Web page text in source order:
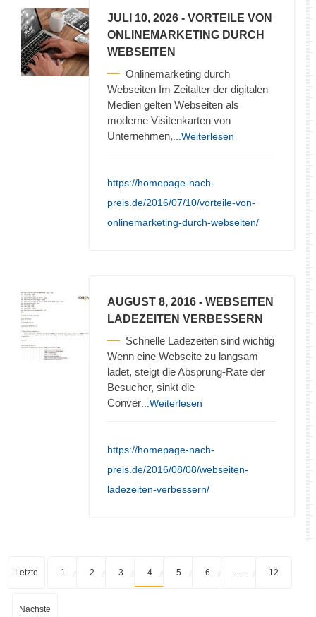
JULI 10, 2026 - VORTEILE VON
ONLINEMARKETING DURCH
WEBSEITEN
Onlinemarketing durch
Webseiten Im Zeitalter der digitalen
Medien gelten Webseiten als
moderne Visitenkarten von
Unternehmen, ...Weiterlesen
https://homepage-nach-
preis.de/2016/07/10/vorteile-von-
onlinemarketing-durch-webseiten/
AUGUST 8, 2016 - WEBSEITEN
LADEZEITEN VERBESSERN
Schnelle Ladezeiten sind wichtig
Wenn eine Webseite zu langsam
ladet, steigt die Absprung-Rate der
Besucher, sinkt die
Conver ...Weiterlesen
https://homepage-nach-
preis.de/2016/08/08/webseiten-
ladezeiten-verbessern/
Letzte 1 2 3 4 5 6 12
Nächste